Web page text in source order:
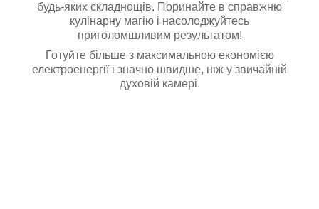
будь-яких складнощів. Поринайте в справжню
кулінарну магію і насолоджуйтесь
приголомшливим результатом!
Готуйте більше з максимальною економією
електроенергії і значно швидше, ніж у звичайній
духовій камері.